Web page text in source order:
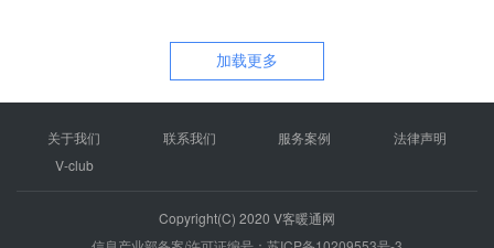
加载更多
关于我们 联系我们 服务案例
法律声明
V-club
Copyright(C) 2020 V客暖通网